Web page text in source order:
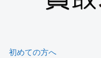
初めての方へ